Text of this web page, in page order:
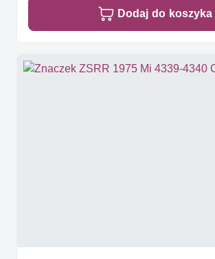
Dodaj do koszyka